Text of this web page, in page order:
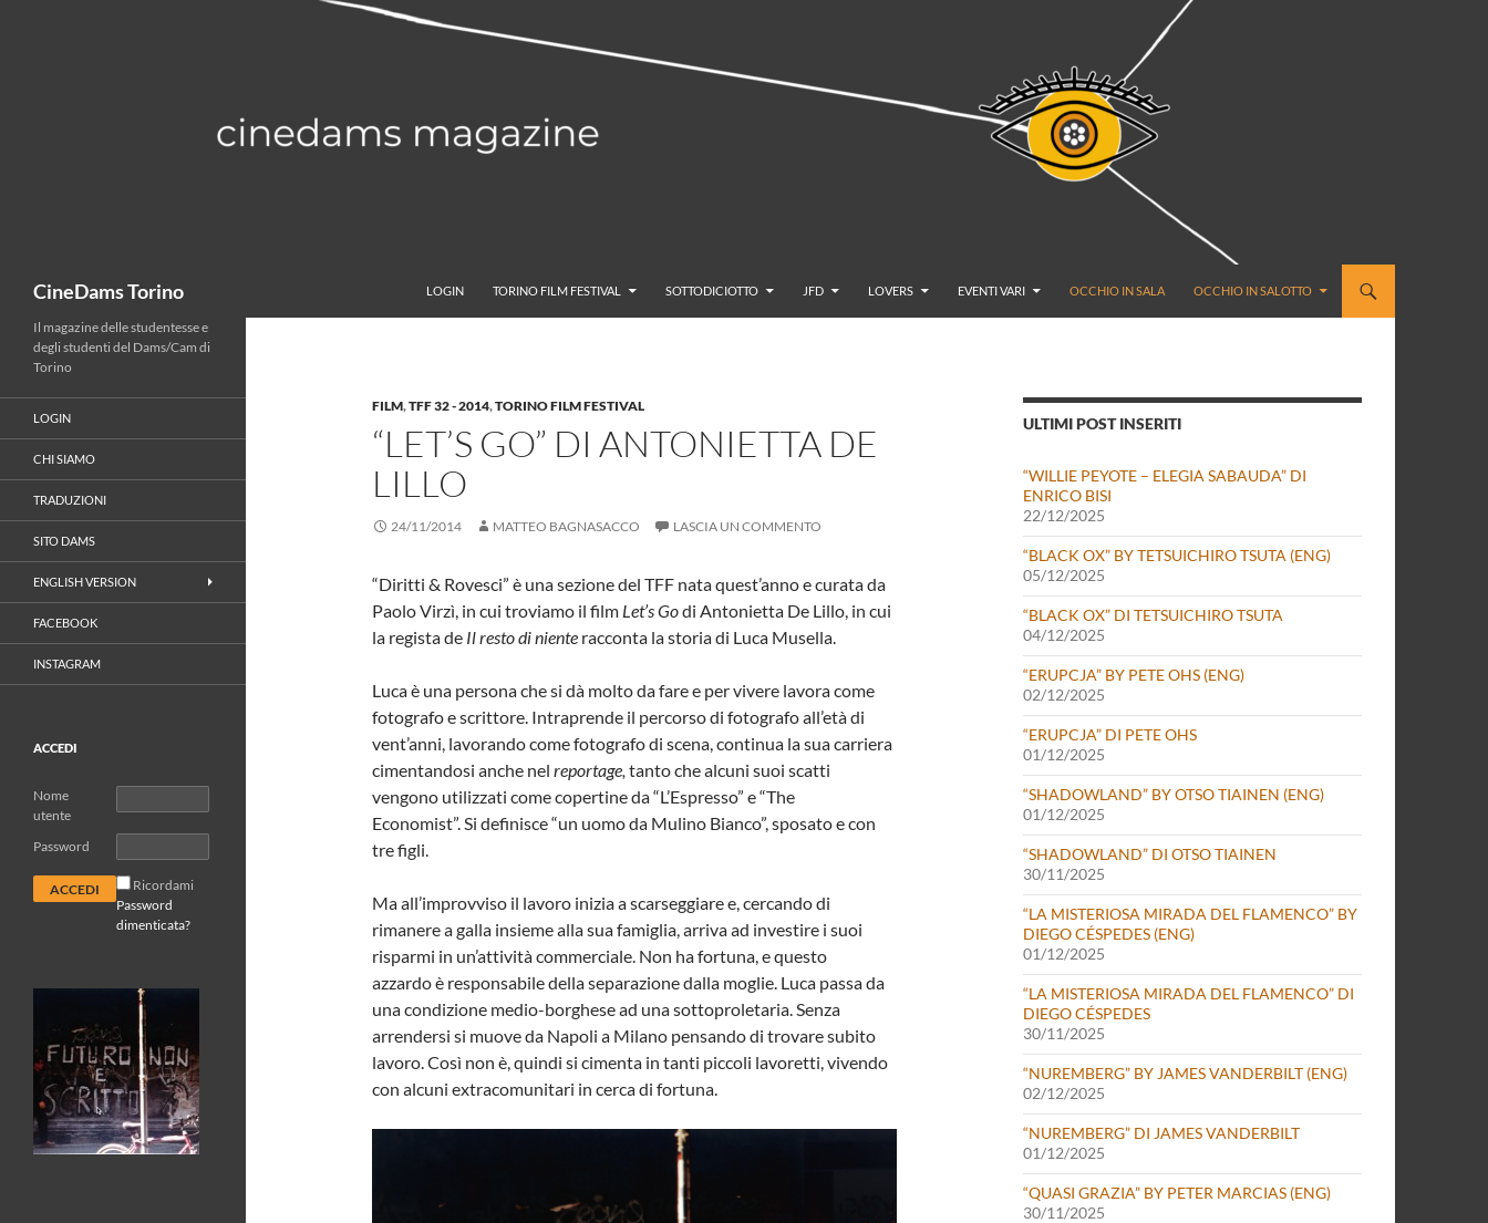
CineDams Torino LOGIN TORINO FILM FESTIVAL SOTTODICIOTTO JFD LOVERS EVENTI VARI OCCHIO IN SALA OCCHIO IN SALOTTO
FILM,TFF 32 - 2014,TORINO FILM FESTIVAL
“LET’S GO” DI ANTONIETTA DE
LILLO
24/11/2014 MATTEO BAGNASACCO LASCIA UN COMMENTO
“Diritti & Rovesci” è una sezione del TFF nata quest’anno e curata da
Paolo Virzì, in cui troviamo il film Let’s Godi Antonietta De Lillo, in cui
la regista de Il resto di niente racconta la storia di Luca Musella.
Luca è una persona che si dà molto da fare e per vivere lavora come
fotografo e scrittore. Intraprende il percorso di fotografo all’età di
vent’anni, lavorando come fotografo di scena, continua la sua carriera
cimentandosi anche nel reportage, tanto che alcuni suoi scatti
vengono utilizzati come copertine da “L’Espresso” e “The
Economist”. Si definisce “un uomo da Mulino Bianco”, sposato e con
tre figli.
Ma all’improvviso il lavoro inizia a scarseggiare e, cercando di
rimanere a galla insieme alla sua famiglia, arriva ad investire i suoi
risparmi in un’attività commerciale. Non ha fortuna, e questo
azzardo è responsabile della separazione dalla moglie. Luca passa da
una condizione medio-borghese ad una sottoproletaria. Senza
arrendersi si muove da Napoli a Milano pensando di trovare subito
lavoro. Così non è, quindi si cimenta in tanti piccoli lavoretti, vivendo
con alcuni extracomunitari in cerca di fortuna.
ULTIMI POST INSERITI
“WILLIE PEYOTE – ELEGIA SABAUDA” DI
ENRICO BISI
22/12/2025
“BLACK OX” BY TETSUICHIRO TSUTA (ENG)
05/12/2025
“BLACK OX” DI TETSUICHIRO TSUTA
04/12/2025
“ERUPCJA” BY PETE OHS (ENG)
02/12/2025
“ERUPCJA” DI PETE OHS
01/12/2025
“SHADOWLAND” BY OTSO TIAINEN (ENG)
01/12/2025
“SHADOWLAND” DI OTSO TIAINEN
30/11/2025
“LA MISTERIOSA MIRADA DEL FLAMENCO” BY
DIEGO CÉSPEDES (ENG)
01/12/2025
“LA MISTERIOSA MIRADA DEL FLAMENCO” DI
DIEGO CÉSPEDES
30/11/2025
“NUREMBERG” BY JAMES VANDERBILT (ENG)
02/12/2025
“NUREMBERG” DI JAMES VANDERBILT
01/12/2025
“QUASI GRAZIA” BY PETER MARCIAS (ENG)
30/11/2025
Il magazine delle studentesse e
degli studenti del Dams/Cam di
Torino
LOGIN
CHI SIAMO
TRADUZIONI
SITO DAMS
ENGLISH VERSION
FACEBOOK
INSTAGRAM
ACCEDI
Nome
utente
Password
Ricordami
Password
dimenticata?